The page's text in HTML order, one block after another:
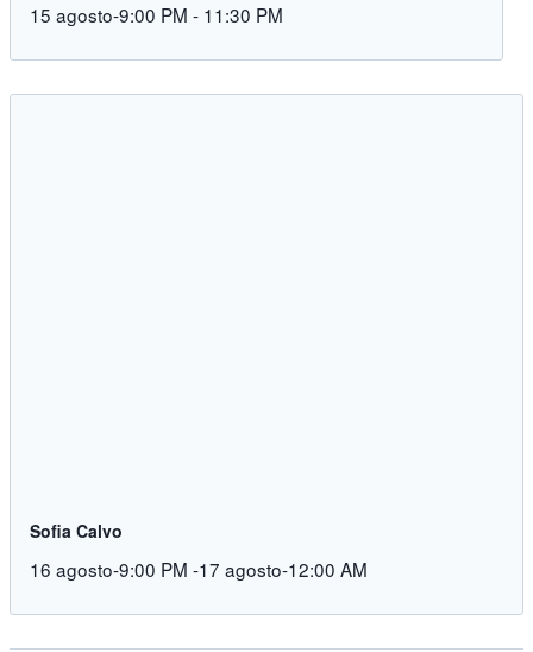
15 agosto-9:00 PM - 11:30 PM
Sofia Calvo
16 agosto-9:00 PM -17 agosto-12:00 AM